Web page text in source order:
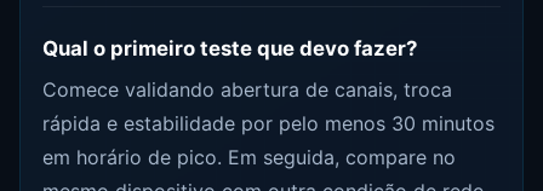
Qual o primeiro teste que devo fazer?
Comece validando abertura de canais, troca
rápida e estabilidade por pelo menos 30 minutos
em horário de pico. Em seguida, compare no